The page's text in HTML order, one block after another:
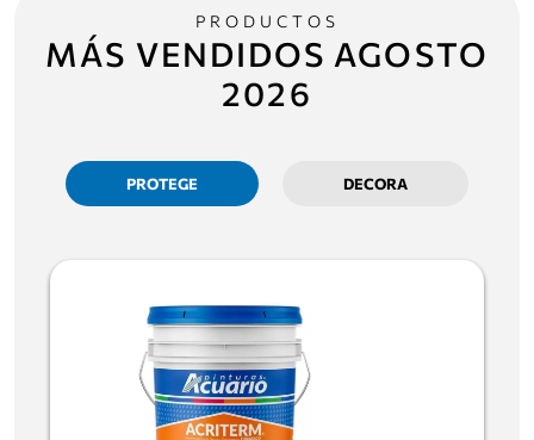
PRODUCTOS
MÁS VENDIDOS AGOSTO
2026
PROTEGE DECORA